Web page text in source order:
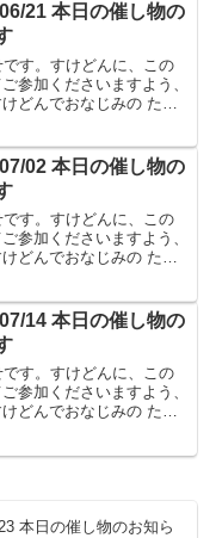
21 本日の催し物の
す。すけどんに、この
参加くださいますよう、
どんでおなじみの たま
02 本日の催し物の
す。すけどんに、この
参加くださいますよう、
どんでおなじみの たま
14 本日の催し物の
す。すけどんに、この
参加くださいますよう、
どんでおなじみの たま
本日の催し物のお知ら